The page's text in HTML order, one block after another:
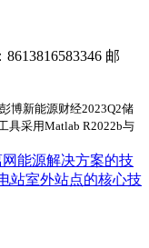
邮
博新能源财经2023Q2储
具采用Matlab R2022b与
能源解决方案的技
站室外站点的核心技